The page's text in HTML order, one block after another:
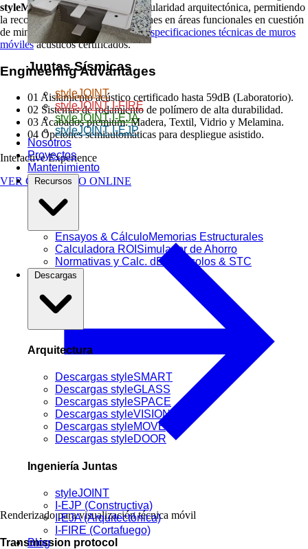
Juntas Sísmicas
styleJOINT
styleJOINT I-FIRE
styleJOINT I-EJA
styleJOINT I-EJP
Nosotros
Proyectos
Mantenimiento
Ensayos & CálculoMemorias Estructurales
Calculadora ROI Simulador de Ahorro
Normativas y Calc. dB
Protocolos & STC
Arquitectura
Descargas styleSMART
Descargas styleGLASS
Descargas styleSPACE
Descargas styleVISION
Descargas styleMOVE
Descargas styleDOOR
Ingeniería Juntas
styleJOINT
I-EJP (Constructiva)
I-EJA (Arquitectónica)
I-FIRE (Cortafuego)
Blog
styleMOVE 2026redefine la modularidad arquitectónica, permitiendo
la reconfiguración de grandes salones en áreas funcionales en cuestión
de minutos, bajo las más estrictasespecificaciones técnicas de muros
móvilesacústicos certificados.
Engineering Advantages
01 Aislamiento acústico certificado hasta 59dB (Laboratorio).
02 Sistemas de rodamiento de polímero de alta durabilidad.
03 Acabados premium: Madera, Textil, Vidrio y Melamina.
04 Opciones semiautomáticas para despliegue asistido.
Interactive Experience
VER CATÁLOGO ONLINE
Renderizado para visualización técnica móvil
Transmission protocol